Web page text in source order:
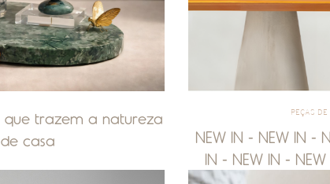
que trazem a natureza
casa
PEÇAS DE
NEW IN - NEW IN -
IN - NEW IN -